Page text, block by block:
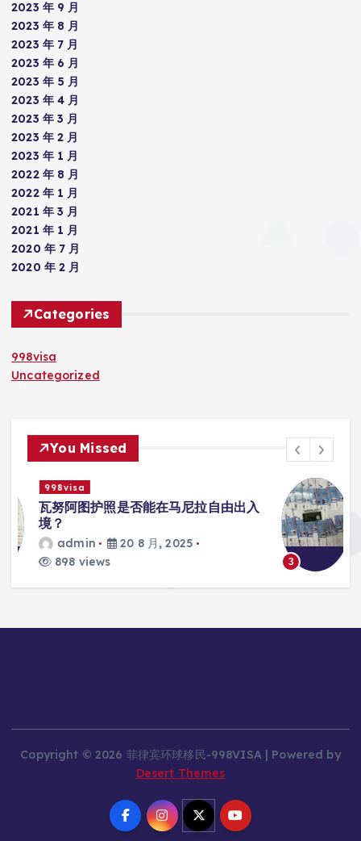
2023 年 9 月
2023 年 8 月
2023 年 7 月
2023 年 6 月
2023 年 5 月
2023 年 4 月
2023 年 3 月
2023 年 2 月
2023 年 1 月
2022 年 8 月
2022 年 1 月
2021 年 3 月
2021 年 1 月
2020 年 7 月
2020 年 2 月
Categories
998visa
Uncategorized
You Missed
3
瓦努阿图护照是否能在马尼拉使用国际
admin
20 8 月, 2025
Copyright © 2026 菲律宾环球移民-998VISA | Powered by
Desert Themes